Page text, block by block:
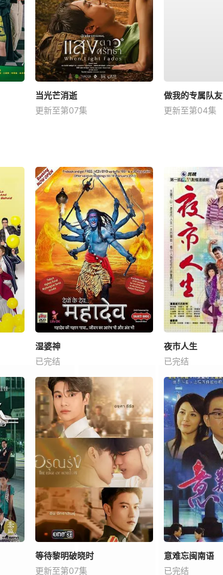
当光芒消逝
更新至第07集
做我的专属队友
更新至第04集
湿婆神
已完结
夜市人生
已完结
等待黎明破晓时
更新至第07集
意难忘闽南语
已完结